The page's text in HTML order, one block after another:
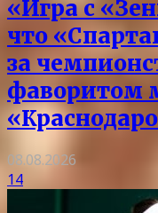
«Игра с
что
за
фаворитом
08.08.2026
14